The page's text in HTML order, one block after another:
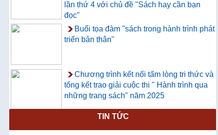
lần thứ 4 với chủ đề "Sách hay cần bạn
đọc"
Buổi tọa đàm "sách trong hành trình phát
triển bản thân"
Chương trình kết nối tấm lòng tri thức và
tổng kết trao giải cuộc thi " Hành trình qua
những trang sách" năm 2025
Thông báo về việc hướng dẫn truy cập
và sử dụng CSDL ProQuest Ebook
TIN TỨC